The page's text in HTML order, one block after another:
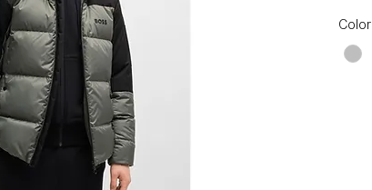
Color